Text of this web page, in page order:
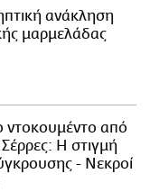
ανάκληση
μαρμελάδας
ντοκουμέντο από
Η στιγμή
- Νεκροί